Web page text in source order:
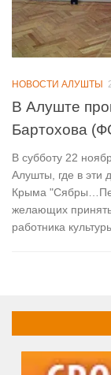
НОВОСТИ АЛУШТЫ
В Алуште
Бартохова
В субботу 22
Алушты, где в эти
Крыма
желающих принять
работника